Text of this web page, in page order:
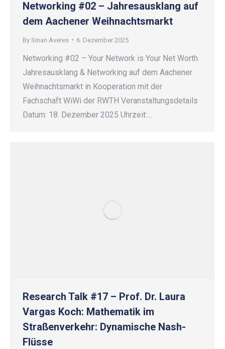
Networking #02 – Jahresausklang auf
dem Aachener Weihnachtsmarkt
By Sinan Averes 6. Dezember 2025
Networking #02 – Your Network is Your Net Worth.
Jahresausklang & Networking auf dem Aachener
Weihnachtsmarkt in Kooperation mit der
Fachschaft WiWi der RWTH Veranstaltungsdetails
Datum: 18. Dezember 2025 Uhrzeit:…
Research Talk #17 – Prof. Dr. Laura
Vargas Koch: Mathematik im
Straßenverkehr: Dynamische Nash-
Flüsse